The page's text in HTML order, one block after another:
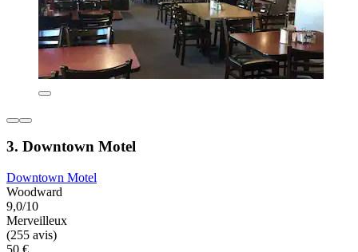
3. Downtown Motel
Downtown Motel
Woodward
9,0/10
Merveilleux
(255 avis)